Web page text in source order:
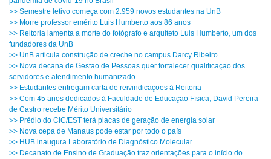
>> Semestre letivo começa com 2.959 novos estudantes na UnB
>> Morre professor emérito Luis Humberto aos 86 anos
>> Reitoria lamenta a morte do fotógrafo e arquiteto Luis Humberto, um dos
fundadores da UnB
>> UnB articula construção de creche no campus Darcy Ribeiro
>> Nova decana de Gestão de Pessoas quer fortalecer qualificação dos
servidores e atendimento humanizado
>> Estudantes entregam carta de reivindicações à Reitoria
>> Com 45 anos dedicados à Faculdade de Educação Física, David Pereira
de Castro recebe Mérito Universitário
>> Prédio do CIC/EST terá placas de geração de energia solar
>> Nova cepa de Manaus pode estar por todo o país
>> HUB inaugura Laboratório de Diagnóstico Molecular
>> Decanato de Ensino de Graduação traz orientações para o início do